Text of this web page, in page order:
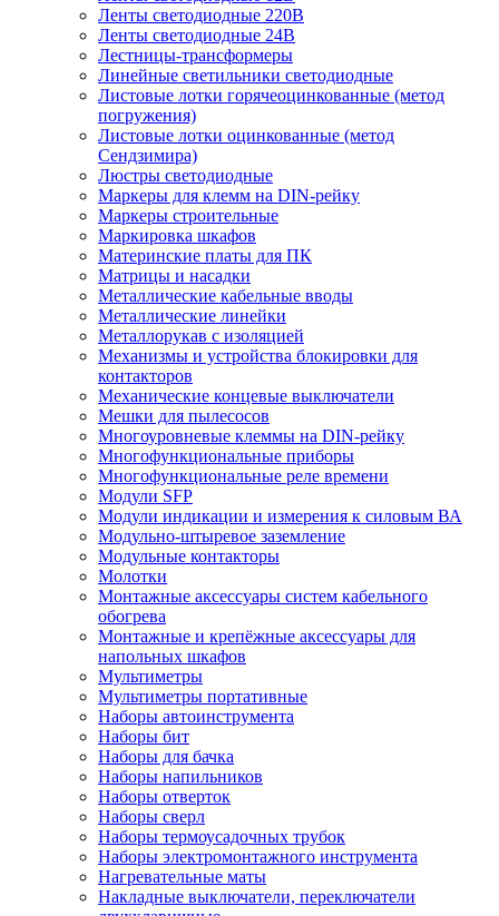
Ленты светодиодные 220В
Ленты светодиодные 24В
Лестницы-трансформеры
Линейные светильники светодиодные
Листовые лотки горячеоцинкованные (метод
погружения)
Листовые лотки оцинкованные (метод
Сендзимира)
Люстры светодиодные
Маркеры для клемм на DIN-рейку
Маркеры строительные
Маркировка шкафов
Материнские платы для ПК
Матрицы и насадки
Металлические кабельные вводы
Металлические линейки
Металлорукав с изоляцией
Механизмы и устройства блокировки для
контакторов
Механические концевые выключатели
Мешки для пылесосов
Многоуровневые клеммы на DIN-рейку
Многофункциональные приборы
Многофункциональные реле времени
Модули SFP
Модули индикации и измерения к силовым ВА
Модульно-штыревое заземление
Модульные контакторы
Молотки
Монтажные аксессуары систем кабельного
обогрева
Монтажные и крепёжные аксессуары для
напольных шкафов
Мультиметры
Мультиметры портативные
Наборы автоинструмента
Наборы бит
Наборы для бачка
Наборы напильников
Наборы отверток
Наборы сверл
Наборы термоусадочных трубок
Наборы электромонтажного инструмента
Нагревательные маты
Накладные выключатели, переключатели